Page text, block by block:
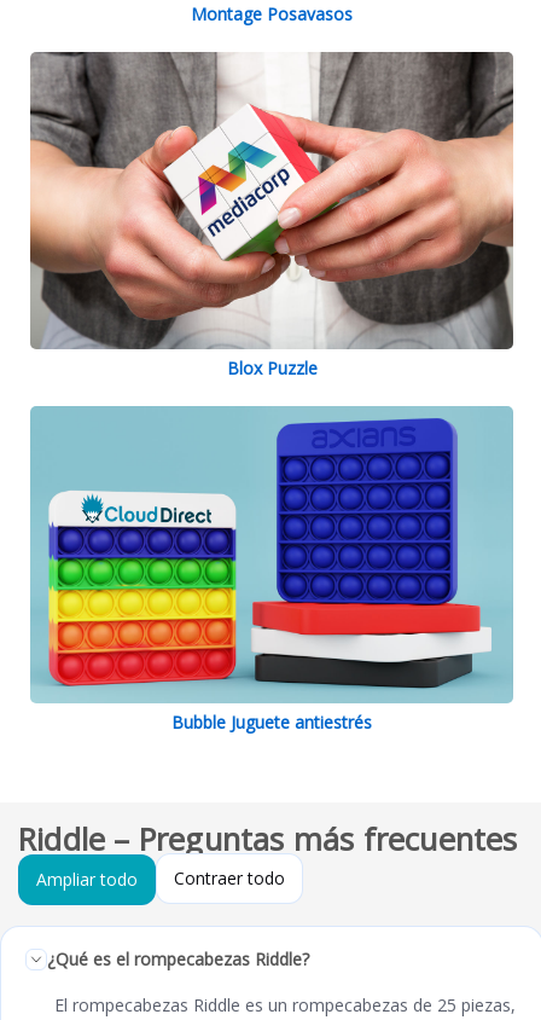
Montage Posavasos
Blox Puzzle
Bubble Juguete antiestrés
Riddle – Preguntas más frecuentes
Ampliar todo Contraer todo
¿Qué es el rompecabezas Riddle?
El rompecabezas Riddle es un rompecabezas de 25 piezas,